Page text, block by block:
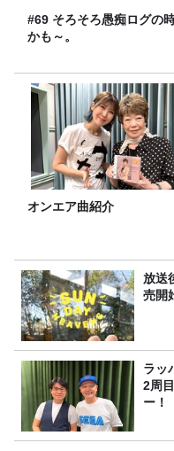
#69 そろそろ愚痴ログの
かも～。
オンエア曲紹介
放送
売開
ラッ
2周
ー！